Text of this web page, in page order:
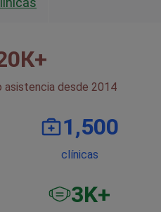
К+
asistencia desde 2014
1,500
clínicas
3K+